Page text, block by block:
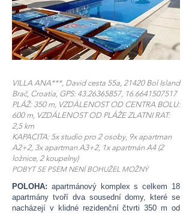
VILLA ANA***, David cesta 55a, 21420 Bol Island
Brač, Croatia, GPS: 43.26365857, 16.6641507517
PLÁŽ: 350 m, VZDÁLENOST OD CENTRA BOLU:
600 m, VZDÁLENOST OD PLÁŽE ZLATNI RAT:
2,5 km
KAPACITA: 5x studio pro 2 osoby, 9x apartman
A2+2, 3x apartman A3+2, 1x apartmán A4 (2
ložnice, 2 koupelny)
POBYT SE PSEM NENÍ BOHUŽEL MOŽNÝ
POLOHA: apartmánový komplex s celkem 18
apartmány tvoří dva sousední domy, které se
nacházejí v klidné rezidenční čtvrti 350 m od